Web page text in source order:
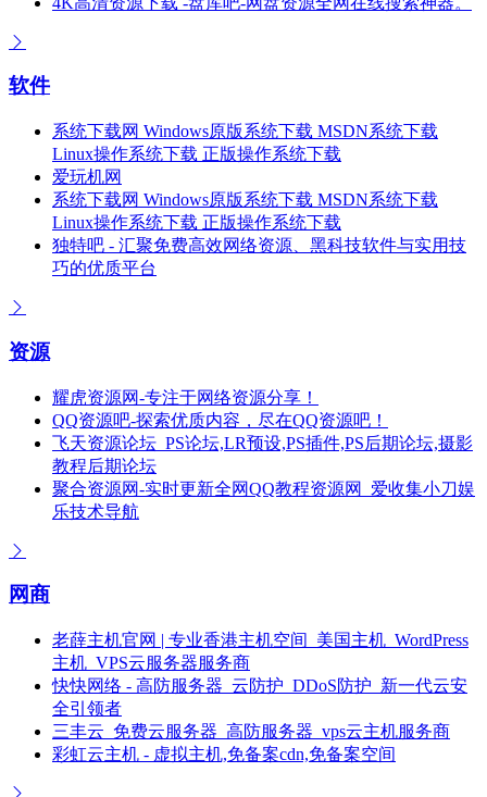
软件
系统下载网 Windows原版系统下载 MSDN系统下载
Linux操作系统下载 正版操作系统下载
爱玩机网
系统下载网 Windows原版系统下载 MSDN系统下载
Linux操作系统下载 正版操作系统下载
独特吧 - 汇聚免费高效网络资源、黑科技软件与实用技
巧的优质平台
资源
耀虎资源网-专注于网络资源分享！
QQ资源吧-探索优质内容，尽在QQ资源吧！
飞天资源论坛_PS论坛,LR预设,PS插件,PS后期论坛,摄影
教程后期论坛
聚合资源网-实时更新全网QQ教程资源网_爱收集小刀娱
乐技术导航
网商
老薛主机官网 | 专业香港主机空间_美国主机_WordPress
主机_VPS云服务器服务商
快快网络 - 高防服务器_云防护_DDoS防护_新一代云安
全引领者
三丰云_免费云服务器_高防服务器_vps云主机服务商
彩虹云主机 - 虚拟主机,免备案cdn,免备案空间